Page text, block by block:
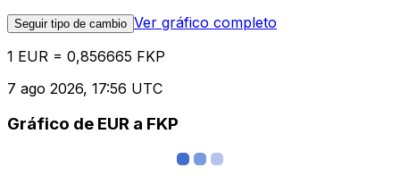
Seguir tipo de cambio Ver gráfico completo
1 EUR = 0,856665 FKP
7 ago 2026, 17:56 UTC
Gráfico de EUR a FKP